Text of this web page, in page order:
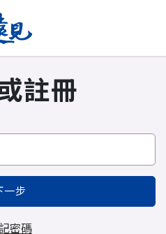
註冊
一步
密碼